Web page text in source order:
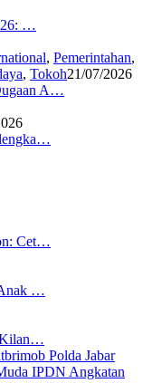
…
, Pemerintahan,
, Tokoh21/07/2026
A…
Cet…
…
Kilan…